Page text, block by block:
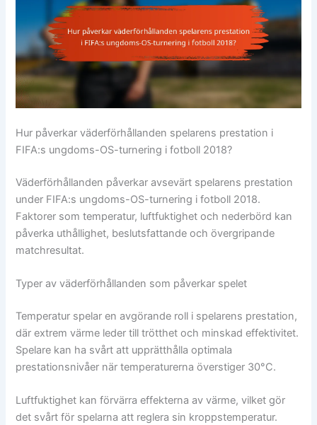
Hur påverkar väderförhållanden spelarens prestation i
FIFA:s ungdoms-OS-turnering i fotboll 2018?
Väderförhållanden påverkar avsevärt spelarens prestation
under FIFA:s ungdoms-OS-turnering i fotboll 2018.
Faktorer som temperatur, luftfuktighet och nederbörd kan
påverka uthållighet, beslutsfattande och övergripande
matchresultat.
Typer av väderförhållanden som påverkar spelet
Temperatur spelar en avgörande roll i spelarens prestation,
där extrem värme leder till trötthet och minskad effektivitet.
Spelare kan ha svårt att upprätthålla optimala
prestationsnivåer när temperaturerna överstiger 30°C.
Luftfuktighet kan förvärra effekterna av värme, vilket gör
det svårt för spelarna att reglera sin kroppstemperatur.